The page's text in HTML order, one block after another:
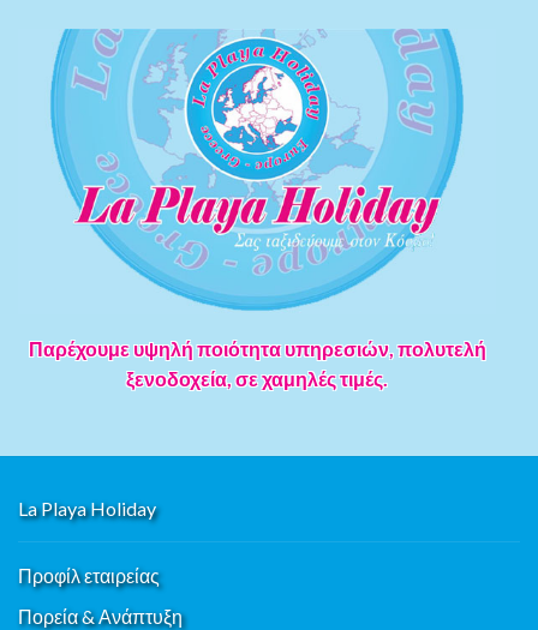
Παρέχουμε υψηλή ποιότητα υπηρεσιών, πολυτελή
ξενοδοχεία, σε χαμηλές τιμές.
La Playa Holiday
Προφίλ εταιρείας
Πορεία & Ανάπτυξη